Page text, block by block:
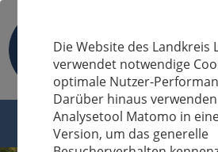
Die Website des Landkreis
verwendet notwendige
optimale Nutzer-
Darüber hinaus
Analysetool Matomo in
Version, um das generelle